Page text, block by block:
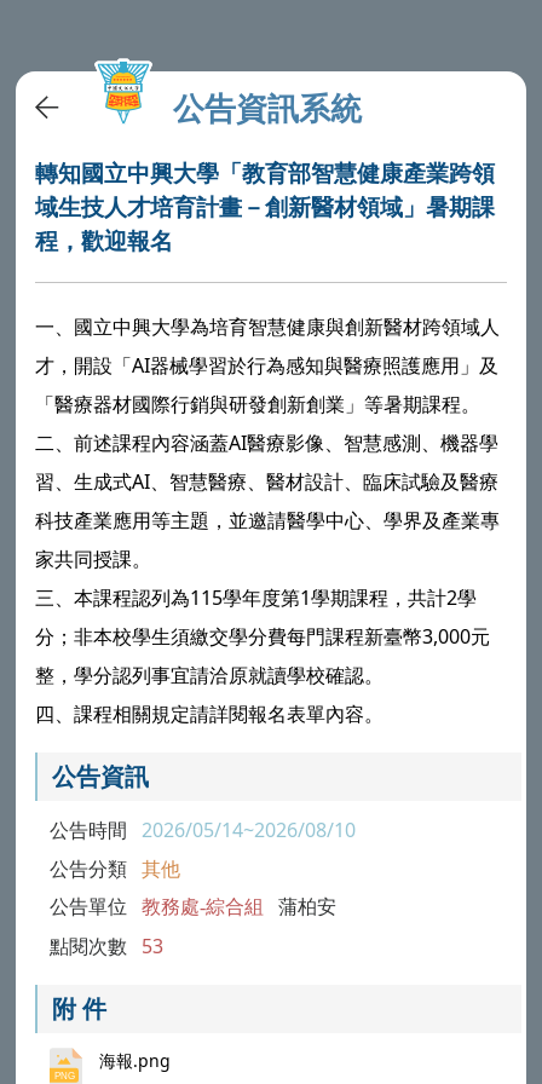
公告資訊系統
轉知國立中興大學「教育部智慧健康產業跨領
域生技人才培育計畫－創新醫材領域」暑期課
程，歡迎報名
一、國立中興大學為培育智慧健康與創新醫材跨領域人
才，開設「AI器械學習於行為感知與醫療照護應用」及
「醫療器材國際行銷與研發創新創業」等暑期課程。
二、前述課程內容涵蓋AI醫療影像、智慧感測、機器學
習、生成式AI、智慧醫療、醫材設計、臨床試驗及醫療
科技產業應用等主題，並邀請醫學中心、學界及產業專
家共同授課。
三、本課程認列為115學年度第1學期課程，共計2學
分；非本校學生須繳交學分費每門課程新臺幣3,000元
整，學分認列事宜請洽原就讀學校確認。
四、課程相關規定請詳閱報名表單內容。
公告資訊
公告時間 2026/05/14~2026/08/10
公告分類 其他
公告單位 教務處-綜合組 蒲柏安
點閱次數 53
附 件
海報.png